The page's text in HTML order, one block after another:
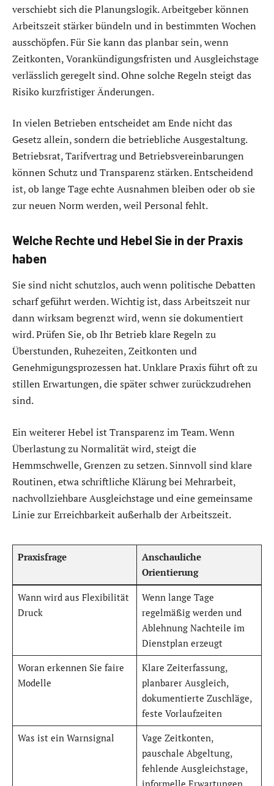
verschiebt sich die Planungslogik. Arbeitgeber können
Arbeitszeit stärker bündeln und in bestimmten Wochen
ausschöpfen. Für Sie kann das planbar sein, wenn
Zeitkonten, Vorankündigungsfristen und Ausgleichstage
verlässlich geregelt sind. Ohne solche Regeln steigt das
Risiko kurzfristiger Änderungen.
In vielen Betrieben entscheidet am Ende nicht das
Gesetz allein, sondern die betriebliche Ausgestaltung.
Betriebsrat, Tarifvertrag und Betriebsvereinbarungen
können Schutz und Transparenz stärken. Entscheidend
ist, ob lange Tage echte Ausnahmen bleiben oder ob sie
zur neuen Norm werden, weil Personal fehlt.
Welche Rechte und Hebel Sie in der Praxis
haben
Sie sind nicht schutzlos, auch wenn politische Debatten
scharf geführt werden. Wichtig ist, dass Arbeitszeit nur
dann wirksam begrenzt wird, wenn sie dokumentiert
wird. Prüfen Sie, ob Ihr Betrieb klare Regeln zu
Überstunden, Ruhezeiten, Zeitkonten und
Genehmigungsprozessen hat. Unklare Praxis führt oft zu
stillen Erwartungen, die später schwer zurückzudrehen
sind.
Ein weiterer Hebel ist Transparenz im Team. Wenn
Überlastung zu Normalität wird, steigt die
Hemmschwelle, Grenzen zu setzen. Sinnvoll sind klare
Routinen, etwa schriftliche Klärung bei Mehrarbeit,
nachvollziehbare Ausgleichstage und eine gemeinsame
Linie zur Erreichbarkeit außerhalb der Arbeitszeit.
Praxisfrage
Anschauliche
Orientierung
Wann wird aus Flexibilität
Druck
Wenn lange Tage
regelmäßig werden und
Ablehnung Nachteile im
Dienstplan erzeugt
Woran erkennen Sie faire
Modelle
Klare Zeiterfassung,
planbarer Ausgleich,
dokumentierte Zuschläge,
feste Vorlaufzeiten
Was ist ein Warnsignal
Vage Zeitkonten,
pauschale Abgeltung,
fehlende Ausgleichstage,
informelle Erwartungen